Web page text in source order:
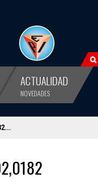
ACTUALIDAD
NOVEDADES